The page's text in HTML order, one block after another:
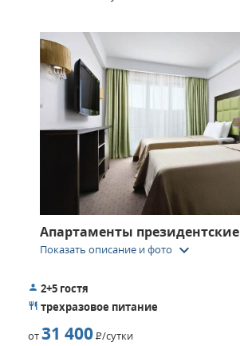
Апартаменты президентские
Показать описание и фото keyboard_arrow_down
2+5 гостя
трехразовое питание
от31 400Р/сутки